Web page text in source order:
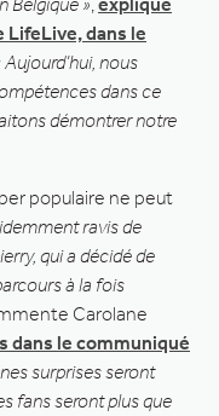
LifeLive, dans le
Aujourd’hui, nous
dans ce
démontrer notre
populaire ne peut
ravis de
qui a décidé de
à la fois
Carolane
dans le communiqué
surprises seront
fans seront plus que